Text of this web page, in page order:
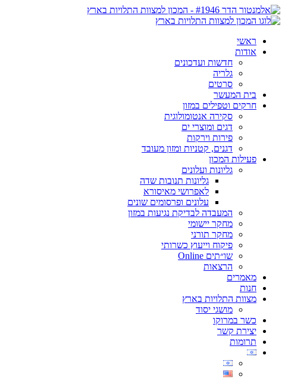
ראשי
אודות
חדשות ועדכונים
גלריה
סרטים
בית המעשר
חרקים וטפילים במזון
סקירה אנטומולוגית
דגים ומוצרי ים
פירות וירקות
דגנים, קטניות ומזון מעובד
פעילות המכון
גליונות ועלונים
גליונות תנובות שדה
לאפרושי מאיסורא
עלונים ופרסומים שונים
המעבדה לבדיקת נגיעות במזון
מחקר יישומי
מחקר תורני
פיקוח וייעוץ כשרותי
שו״תים Online
הרצאות
מאמרים
חנות
מצוות התלויות בארץ
מושגי יסוד
כשר במרוקו
יצירת קשר
תרומות